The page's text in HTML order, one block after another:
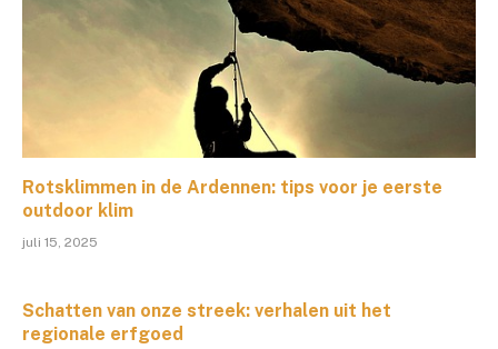
Rotsklimmen in de Ardennen: tips voor je eerste
outdoor klim
juli 15, 2025
Schatten van onze streek: verhalen uit het
regionale erfgoed